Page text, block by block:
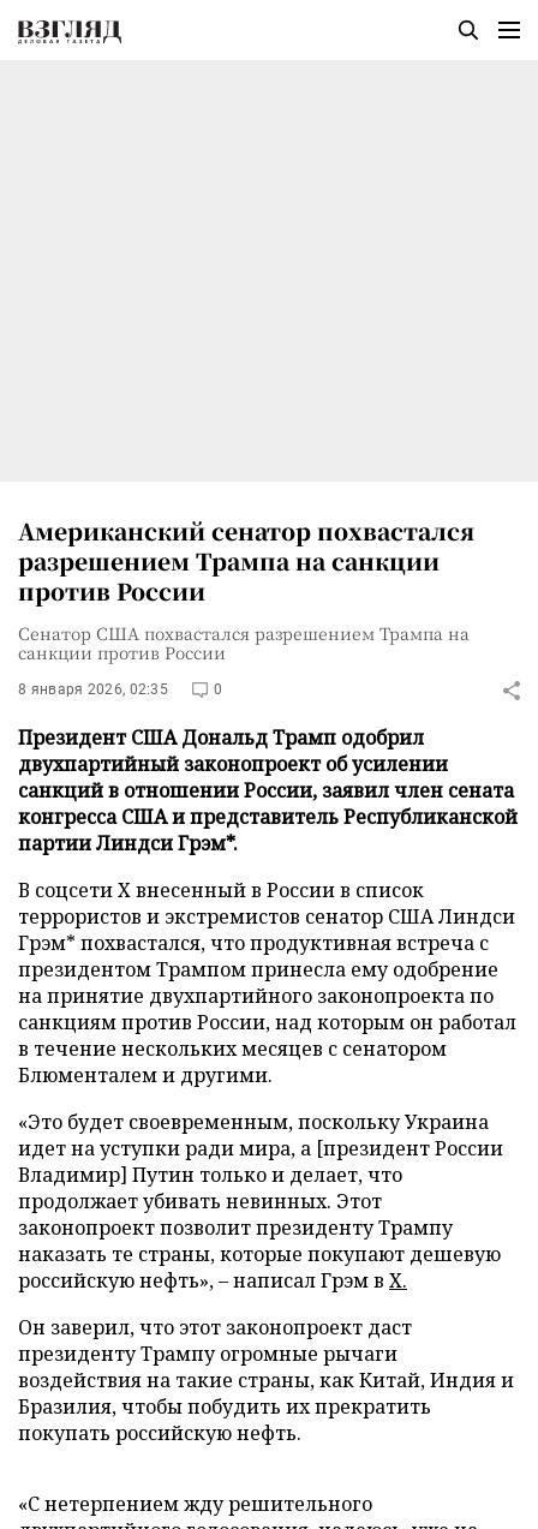
Американский сенатор похвастался
разрешением Трампа на санкции
против России
Сенатор США похвастался разрешением Трампа на
санкции против России
8 января 2026, 02:35 0
Президент США Дональд Трамп одобрил
двухпартийный законопроект об усилении
санкций в отношении России, заявил член сената
конгресса США и представитель Республиканской
партии Линдси Грэм*.
В соцсети Х внесенный в России в список
террористов и экстремистов сенатор США Линдси
Грэм* похвастался, что продуктивная встреча с
президентом Трампом принесла ему одобрение
на принятие двухпартийного законопроекта по
санкциям против России, над которым он работал
в течение нескольких месяцев с сенатором
Блюменталем и другими.
«Это будет своевременным, поскольку Украина
идет на уступки ради мира, а [президент России
Владимир] Путин только и делает, что
продолжает убивать невинных. Этот
законопроект позволит президенту Трампу
наказать те страны, которые покупают дешевую
российскую нефть», – написал Грэм в Х.
Он заверил, что этот законопроект даст
президенту Трампу огромные рычаги
воздействия на такие страны, как Китай, Индия и
Бразилия, чтобы побудить их прекратить
покупать российскую нефть.
«С нетерпением жду решительного